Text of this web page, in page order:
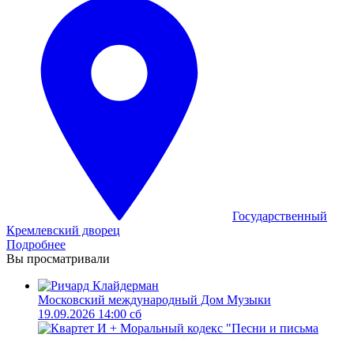
Государственный
Кремлевский дворец
Подробнее
Вы просматривали
Московский международный Дом Музыки
19.09.2026 14:00 сб